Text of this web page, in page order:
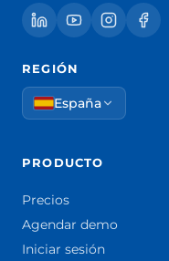
REGIÓN
España
PRODUCTO
Precios
Agendar demo
Iniciar sesión